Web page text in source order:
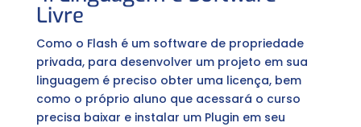
Livre
Como o Flash é um software de propriedade
privada, para desenvolver um projeto em sua
linguagem é preciso obter uma licença, bem
como o próprio aluno que acessará o curso
precisa baixar e instalar um Plugin em seu